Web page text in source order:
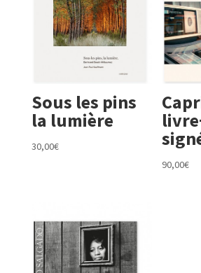
Sous les pins
la lumière
30,00€
90,00€